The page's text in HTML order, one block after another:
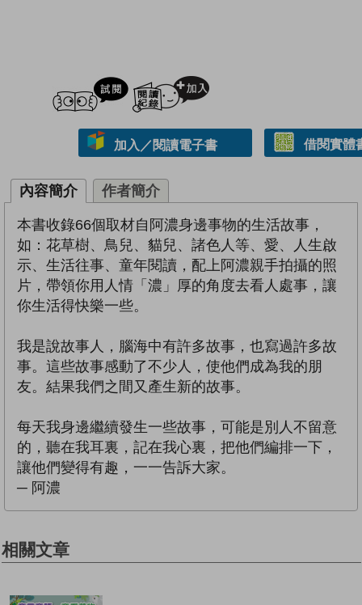
試閲
加入／閱讀電子書 借閱實體
內容簡介 作者簡介
本書收錄66個取材自阿濃身邊事物的生活故事，
如：花草樹、鳥兒、貓兒、諸色人等、愛、人生啟
示、生活往事、童年閱讀，配上阿濃親手拍攝的照
片，帶領你用人情「濃」厚的角度去看人處事，讓
你生活得快樂一些。
我是說故事人，腦海中有許多故事，也寫過許多故
事。這些故事感動了不少人，使他們成為我的朋
友。結果我們之間又產生新的故事。
每天我身邊繼續發生一些故事，可能是別人不留意
的，聽在我耳裏，記在我心裏，把他們編排一下，
讓他們變得有趣，一一告訴大家。
─ 阿濃
相關文章